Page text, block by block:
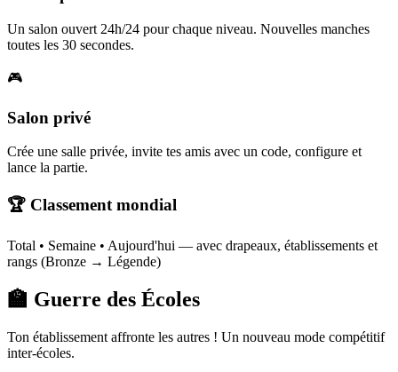
Un salon ouvert 24h/24 pour chaque niveau. Nouvelles manches
toutes les 30 secondes.
🎮
Salon privé
Crée une salle privée, invite tes amis avec un code, configure et
lance la partie.
🏆 Classement mondial
Total • Semaine • Aujourd'hui — avec drapeaux, établissements et
rangs (Bronze → Légende)
🏫 Guerre des Écoles
Ton établissement affronte les autres ! Un nouveau mode compétitif
inter-écoles.